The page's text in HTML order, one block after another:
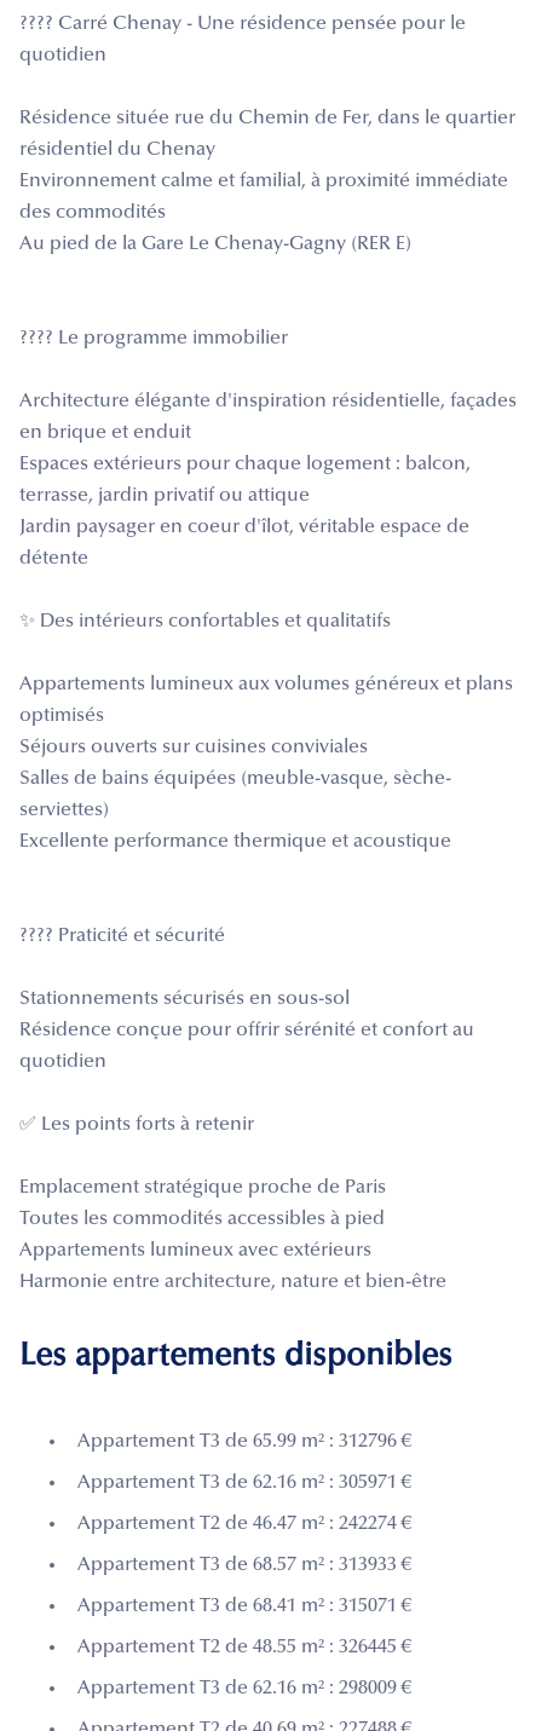
???? Carré Chenay - Une résidence pensée pour le
quotidien
Résidence située rue du Chemin de Fer, dans le quartier
résidentiel du Chenay
Environnement calme et familial, à proximité immédiate
des commodités
Au pied de la Gare Le Chenay-Gagny (RER E)
???? Le programme immobilier
Architecture élégante d'inspiration résidentielle, façades
en brique et enduit
Espaces extérieurs pour chaque logement : balcon,
terrasse, jardin privatif ou attique
Jardin paysager en coeur d'îlot, véritable espace de
détente
✨ Des intérieurs confortables et qualitatifs
Appartements lumineux aux volumes généreux et plans
optimisés
Séjours ouverts sur cuisines conviviales
Salles de bains équipées (meuble-vasque, sèche-
serviettes)
Excellente performance thermique et acoustique
???? Praticité et sécurité
Stationnements sécurisés en sous-sol
Résidence conçue pour offrir sérénité et confort au
quotidien
✅ Les points forts à retenir
Emplacement stratégique proche de Paris
Toutes les commodités accessibles à pied
Appartements lumineux avec extérieurs
Harmonie entre architecture, nature et bien-être
Les appartements disponibles
Appartement T3 de 65.99 m² : 312796 €
Appartement T3 de 62.16 m² : 305971 €
Appartement T2 de 46.47 m² : 242274 €
Appartement T3 de 68.57 m² : 313933 €
Appartement T3 de 68.41 m² : 315071 €
Appartement T2 de 48.55 m² : 326445 €
Appartement T3 de 62.16 m² : 298009 €